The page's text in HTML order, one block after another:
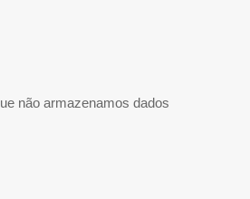
não armazenamos dados